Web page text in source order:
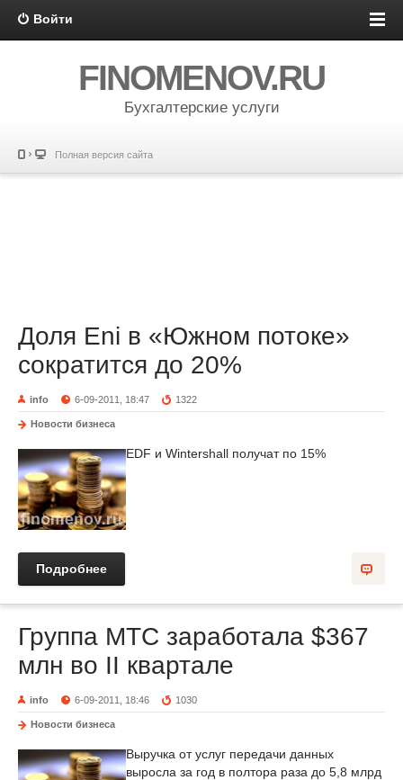
Войти
FINOMENOV.RU
Бухгалтерские услуги
Полная версия сайта
Доля Eni в «Южном потоке»
сократится до 20%
info 6-09-2011, 18:47 1322
Новости бизнеса
EDF и Wintershall получат по 15%
Подробнее
Группа МТС заработала $367
млн во II квартале
info 6-09-2011, 18:46 1030
Новости бизнеса
Выручка от услуг передачи данных
выросла за год в полтора раза до 5,8 млрд